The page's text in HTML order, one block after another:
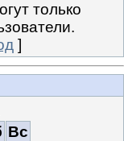
только
]
Вс